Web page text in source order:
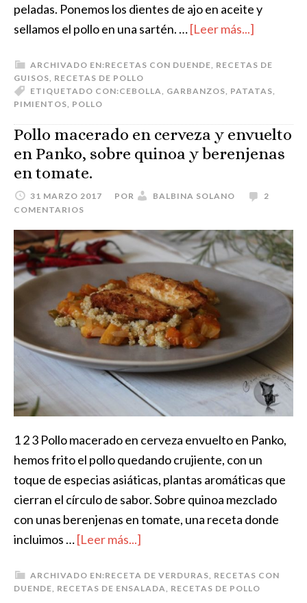
peladas. Ponemos los dientes de ajo en aceite y
sellamos el pollo en una sartén. …[Leer más...]
ARCHIVADO EN:RECETAS CON DUENDE RECETAS DE
GUISOS RECETAS DE POLLO
ETIQUETADO CON:CEBOLLA GARBANZOS PATATAS
PIMIENTOS POLLO
Pollo macerado en cerveza y envuelto
en Panko, sobre quinoa y berenjenas
en tomate.
31 MARZO 2017 POR BALBINA SOLANO
2
COMENTARIOS
1 2 3 Pollo macerado en cerveza envuelto en Panko,
hemos frito el pollo quedando crujiente, con un
toque de especias asiáticas, plantas aromáticas que
cierran el círculo de sabor. Sobre quinoa mezclado
con unas berenjenas en tomate, una receta donde
incluimos …[Leer más...]
ARCHIVADO EN:RECETA DE VERDURAS RECETAS CON
DUENDE RECETAS DE ENSALADA RECETAS DE POLLO